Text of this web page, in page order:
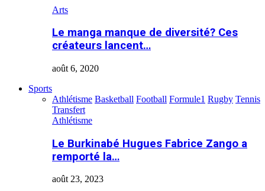
Arts
Le manga manque de diversité? Ces
créateurs lancent…
août 6, 2020
Sports
Athlétisme Basketball Football Formule1 Rugby Tennis
Transfert
Athlétisme
Le Burkinabé Hugues Fabrice Zango a
remporté la…
août 23, 2023